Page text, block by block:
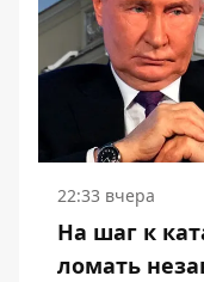
22:33 вчера
На шаг к
ломать